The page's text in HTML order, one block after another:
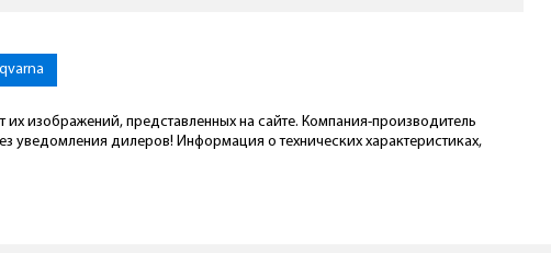
их изображений, представленных на сайте. Компания-производитель
уведомления дилеров! Информация о технических характеристиках,